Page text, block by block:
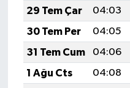
29 Tem Çar
04:03
30 Tem Per
04:05
31 Tem Cum
04:06
1 Ağu Cts
04:08